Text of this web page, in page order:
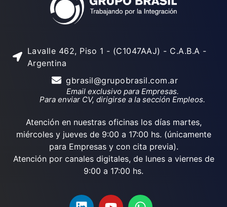
Lavalle 462, Piso 1 - (C1047AAJ) - C.A.B.A -
Argentina
gbrasil@grupobrasil.com.ar
Email exclusivo para Empresas.
Para enviar CV, dirigirse a la sección Empleos.
Atención en nuestras oficinas los días martes,
miércoles y jueves de 9:00 a 17:00 hs. (únicamente
para Empresas y con cita previa).
Atención por canales digitales, de lunes a viernes de
9:00 a 17:00 hs.